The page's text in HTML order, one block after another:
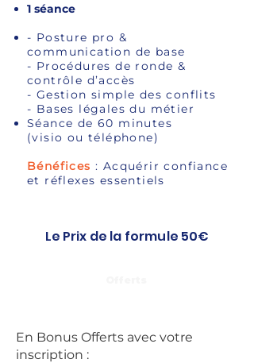
1 séance
- Posture pro &
communication de base
- Procédures de ronde &
contrôle d’accès
- Gestion simple des conflits
- Bases légales du métier
Séance de 60 minutes
(visio ou téléphone)
Bénéfices : Acquérir confiance
et réflexes essentiels
Le Prix de la formule 50€
En Bonus Offerts avec votre
inscription :